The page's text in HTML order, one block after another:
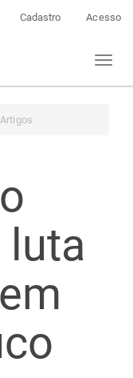
Cadastro Acesso
Toggle
Artigos
luta